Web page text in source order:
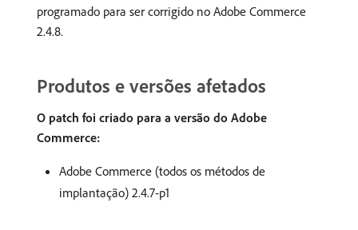
programado para ser corrigido no Adobe Commerce
2.4.8.
Produtos e versões afetados
O patch foi criado para a versão do Adobe
Commerce:
Adobe Commerce (todos os métodos de
implantação) 2.4.7-p1